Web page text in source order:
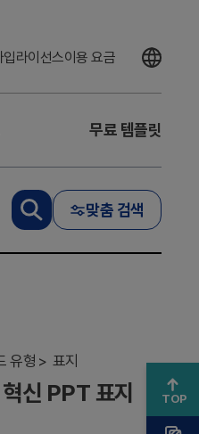
입라이선스이용 요금
무료 템플릿
맞춤 검색
유형 표지
신 PPT 표지 TOP